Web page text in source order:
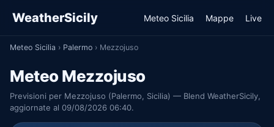
WeatherSicily Meteo Sicilia Mappe Live
Meteo Sicilia › Palermo › Mezzojuso
Meteo Mezzojuso
Previsioni per Mezzojuso (Palermo, Sicilia) — Blend WeatherSicily,
aggiornate al 09/08/2026 06:40.